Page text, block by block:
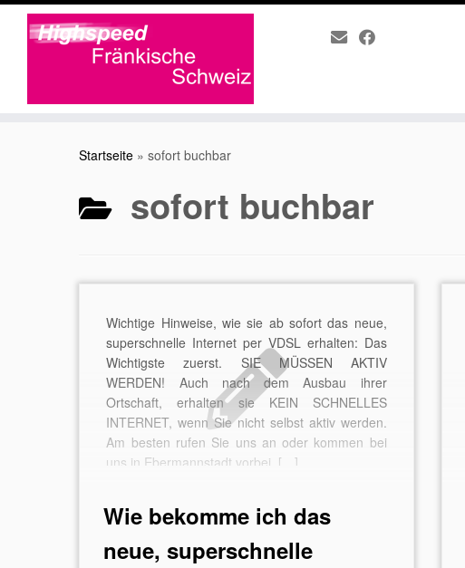
Startseite » sofort buchbar
sofort buchbar
Wichtige Hinweise, wie sie ab sofort das neue,
superschnelle Internet per VDSL erhalten: Das
Wichtigste zuerst. SIE MÜSSEN AKTIV
WERDEN! Auch nach dem Ausbau ihrer
Ortschaft, erhalten sie KEIN SCHNELLES
INTERNET, wenn Sie nicht selbst aktiv werden.
Am besten rufen Sie uns an oder kommen bei
uns in Ebermannstadt vorbei. […]
Wie bekomme ich das
neue, superschnelle